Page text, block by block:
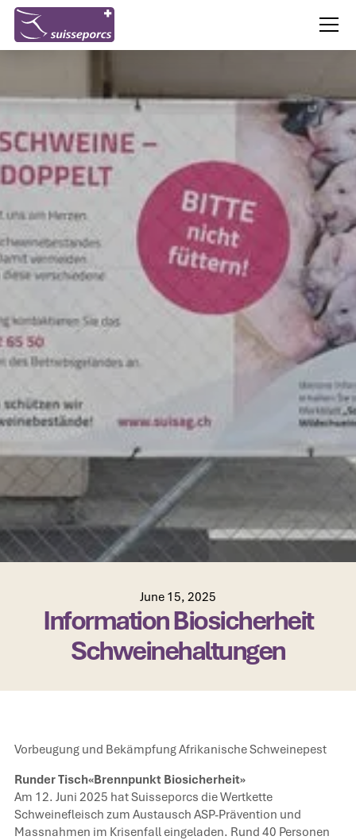
June 15, 2025
Information Biosicherheit
Schweinehaltungen
Vorbeugung und Bekämpfung Afrikanische Schweinepest
Runder Tisch«Brennpunkt Biosicherheit»
Am 12. Juni 2025 hat Suisseporcs die Wertkette
Schweinefleisch zum Austausch ASP-Prävention und
Massnahmen im Krisenfall eingeladen. Rund 40 Personen